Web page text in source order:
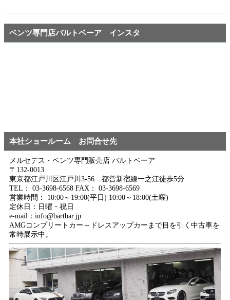
ベンツ専門店バルトベーア インスタ
本社ショールーム お問合せ先
メルセデス・ベンツ専門販売店 バルトベーア
〒132-0013
東京都江戸川区江戸川3-56 都営新宿線一之江徒歩5分
TEL： 03-3698-6568 FAX： 03-3698-6569
営業時間： 10:00～19:00(平日) 10:00～18:00(土曜)
定休日：日曜・祝日
e-mail：info@bartbar.jp
AMGコンプリートカー～ドレスアップカーまで目を引く中古車を
常時展示中。